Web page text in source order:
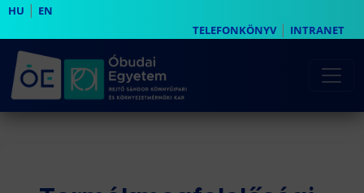
HU | EN
TELEFONKÖNYV| INTRANET